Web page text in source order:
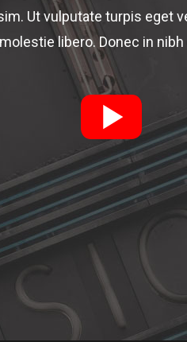
Ut vulputate turpis eget
libero. Donec in